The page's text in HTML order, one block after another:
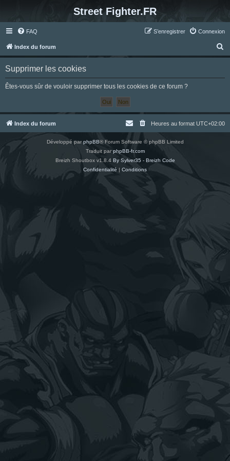
Street Fighter.FR
FAQ Connexion
S’enregistrer
Index du forum
e
h
Supprimer les cookies
Êtes-vous sûr de vouloir supprimer tous les cookies de ce forum ?
Index du forum Heures au format UTC+02:00
Développé parphpBB® Forum Software © phpBB Limited
Traduit parphpBB-fr.com
Breizh Shoutbox v1.8.4 By Sylver35 - Breizh Code
Confidentialité | Conditions